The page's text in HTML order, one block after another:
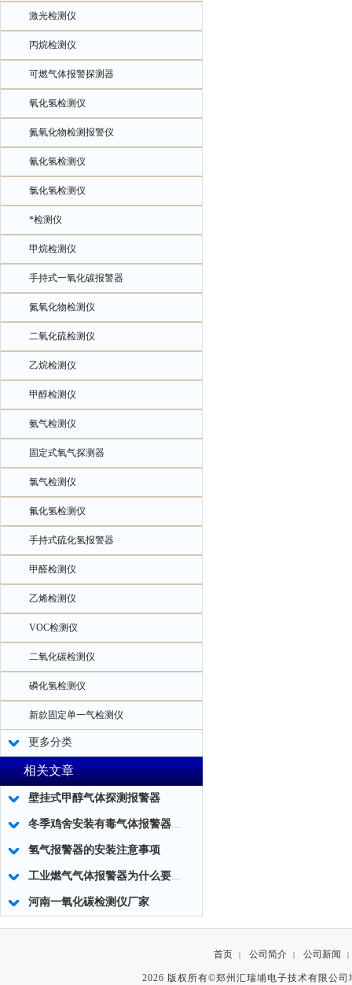
激光检测仪
丙烷检测仪
可燃气体报警探测器
氧化氢检测仪
氮氧化物检测报警仪
氰化氢检测仪
氯化氢检测仪
*检测仪
甲烷检测仪
手持式一氧化碳报警器
氮氧化物检测仪
二氧化硫检测仪
乙烷检测仪
甲醇检测仪
氨气检测仪
固定式氧气探测器
氯气检测仪
氟化氢检测仪
手持式硫化氢报警器
甲醛检测仪
乙烯检测仪
VOC检测仪
二氧化碳检测仪
磷化氢检测仪
新款固定单一气检测仪
更多分类
相关文章
壁挂式甲醇气体探测报警器
冬季鸡舍安装有毒气体报警器的必要性
氢气报警器的安装注意事项
工业燃气气体报警器为什么要设置二级报警
河南一氧化碳检测仪厂家
首页 | 公司简介 | 公司新闻 |
2026 版权所有©郑州汇瑞埔电子技术有限公